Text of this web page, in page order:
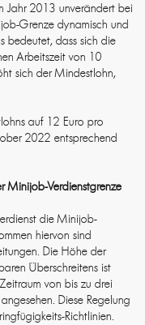
Jahr 2013 unverändert bei
Grenze dynamisch und
bedeutet, dass sich die
Arbeitszeit von 10
sich der Mindestlohn,
auf 12 Euro pro
2022 entsprechend
Minijob-Verdienstgrenze
die Minijob-
hiervon sind
Die Höhe der
Überschreitens ist
von bis zu drei
Diese Regelung
Richtlinien.